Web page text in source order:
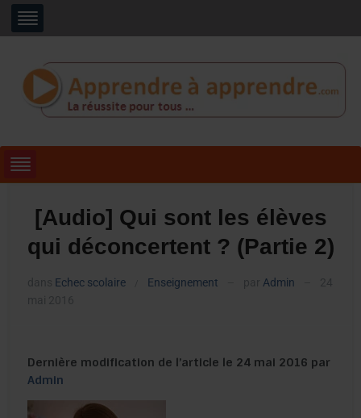
[Audio] Qui sont les élèves
qui déconcertent ? (Partie 2)
Echec scolaire Enseignement Admin
Dernière modification de l’article le 24 mai 2016 par
Admin